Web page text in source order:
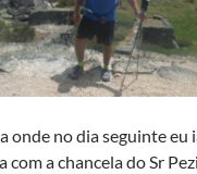
onde no dia seguinte
a chancela do Sr